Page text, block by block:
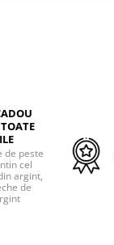
de peste
cel
argint,
de